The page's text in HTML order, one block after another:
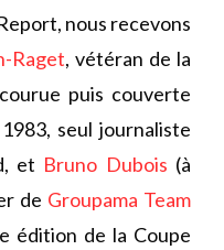
nous recevons
Raget, vétéran de la
puis couverte
seul journaliste
et Bruno Dubois (à
de Groupama Team
édition de la Coupe